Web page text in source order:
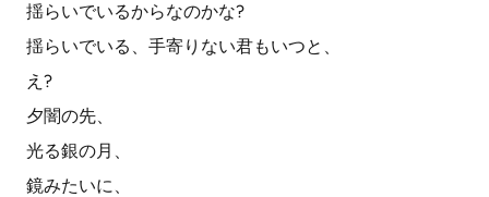
揺らいでいるからなのかな?
揺らいでいる、手寄りない君もいつと、
え?
夕闇の先、
光る銀の月、
鏡みたいに、